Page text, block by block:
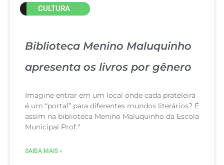
CULTURA
Biblioteca Menino Maluquinho
apresenta os livros por gênero
Imagine entrar em um local onde cada prateleira
é um “portal” para diferentes mundos literários? É
assim na biblioteca Menino Maluquinho da Escola
Municipal Prof.ª
SAIBA MAIS »